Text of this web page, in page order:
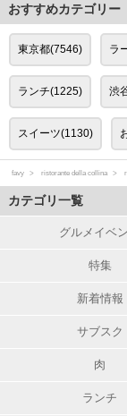
おすすめカテゴリー
東京都(7546) ラ
ランチ(1225) 渋
スイーツ(1130)
favy ristorante della collina
カテゴリ一覧
グルメイベ
特集
新着情報
サブスク
肉
ランチ